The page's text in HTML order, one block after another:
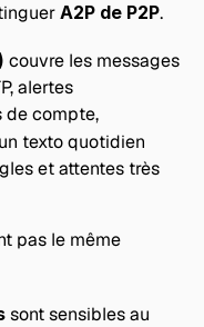
A2P de P2P.
couvre les messages
alertes
de compte,
texto quotidien
et attentes très
pas le même
sont sensibles au